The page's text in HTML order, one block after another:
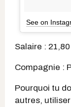
See on
Salaire :
Compagnie :
Pourquoi tu
autres,